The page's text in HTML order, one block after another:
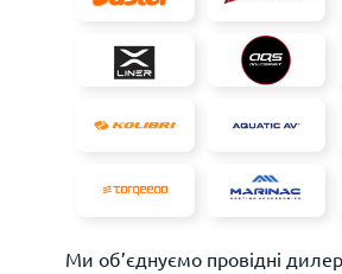
Ми об’єднуємо провідні